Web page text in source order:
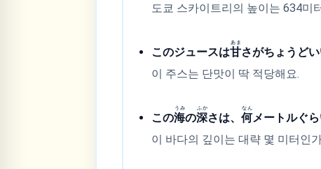
도쿄 스카이트리의 높이는 634미
このジュースは甘
あま
さがちょうど
이 주스는 단맛이 딱 적당해요.
この海
うみ
の深
ふか
さは、何
なん
メートルぐ
이 바다의 깊이는 대략 몇 미터인